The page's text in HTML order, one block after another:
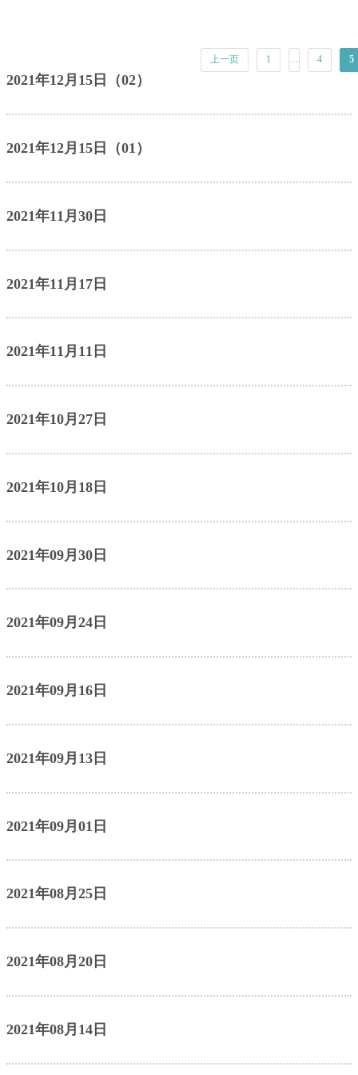
2021年12月15日（02）
2021年12月15日（01）
2021年11月30日
2021年11月17日
2021年11月11日
2021年10月27日
2021年10月18日
2021年09月30日
2021年09月24日
2021年09月16日
2021年09月13日
2021年09月01日
2021年08月25日
2021年08月20日
2021年08月14日
上一页 1 4 5